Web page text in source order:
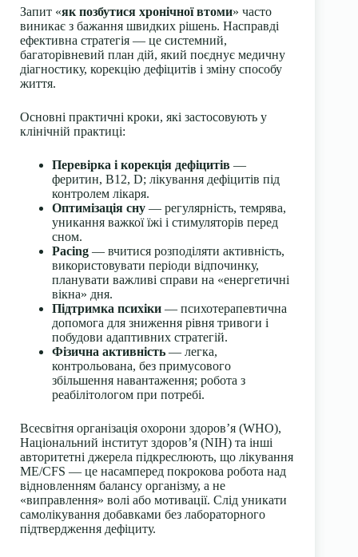
Запит «як позбутися хронічної втоми» часто
виникає з бажання швидких рішень. Насправді
ефективна стратегія — це системний,
багаторівневий план дій, який поєднує медичну
діагностику, корекцію дефіцитів і зміну способу
життя.
Основні практичні кроки, які застосовують у
клінічній практиці:
Перевірка і корекція дефіцитів —
феритин, В12, D; лікування дефіцитів під
контролем лікаря.
Оптимізація сну — регулярність, темрява,
уникання важкої їжі і стимуляторів перед
сном.
Pacing — вчитися розподіляти активність,
використовувати періоди відпочинку,
планувати важливі справи на «енергетичні
вікна» дня.
Підтримка психіки — психотерапевтична
допомога для зниження рівня тривоги і
побудови адаптивних стратегій.
Фізична активність — легка,
контрольована, без примусового
збільшення навантаження; робота з
реабілітологом при потребі.
Всесвітня організація охорони здоров’я (WHO),
Національний інститут здоров’я (NIH) та інші
авторитетні джерела підкреслюють, що лікування
ME/CFS — це насамперед покрокова робота над
відновленням балансу організму, а не
«виправлення» волі або мотивації. Слід уникати
самолікування добавками без лабораторного
підтвердження дефіциту.